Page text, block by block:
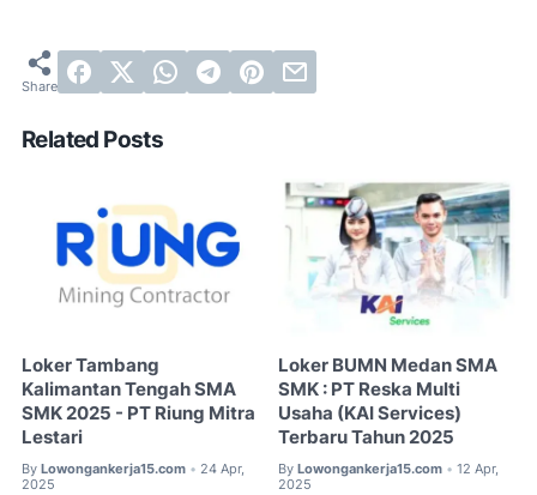
Related Posts
Loker Tambang
Kalimantan Tengah SMA
SMK 2025 - PT Riung Mitra
Lestari
By Lowongankerja15.com • 24 Apr,
2025
Loker BUMN Medan SMA
SMK : PT Reska Multi
Usaha (KAI Services)
Terbaru Tahun 2025
By Lowongankerja15.com • 12 Apr,
2025